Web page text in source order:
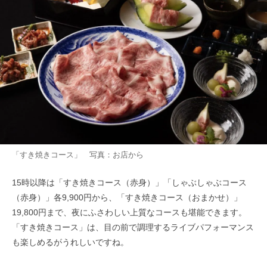
「すき焼きコース」 写真：お店から
15時以降は「すき焼きコース（赤身）」「しゃぶしゃぶコース
（赤身）」各9,900円から、「すき焼きコース（おまかせ）」
19,800円まで、夜にふさわしい上質なコースも堪能できます。
「すき焼きコース」は、目の前で調理するライブパフォーマンス
も楽しめるがうれしいですね。